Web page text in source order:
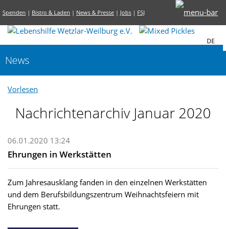
Spenden | Bistro & Laden | News & Presse | Jobs | FSJ
DE
News
Vorlesen
Nachrichtenarchiv Januar 2020
06.01.2020 13:24
Ehrungen in Werkstätten
Zum Jahresausklang fanden in den einzelnen Werkstätten
und dem Berufsbildungszentrum Weihnachtsfeiern mit
Ehrungen statt.